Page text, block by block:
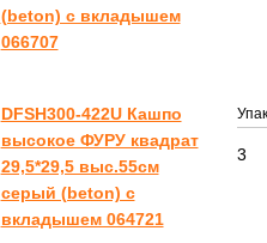
(beton) с вкладышем
066707
DFSH300-422U Кашпо
высокое ФУРУ квадрат
29,5*29,5 выс.55см
серый (beton) с
вкладышем 064721
3